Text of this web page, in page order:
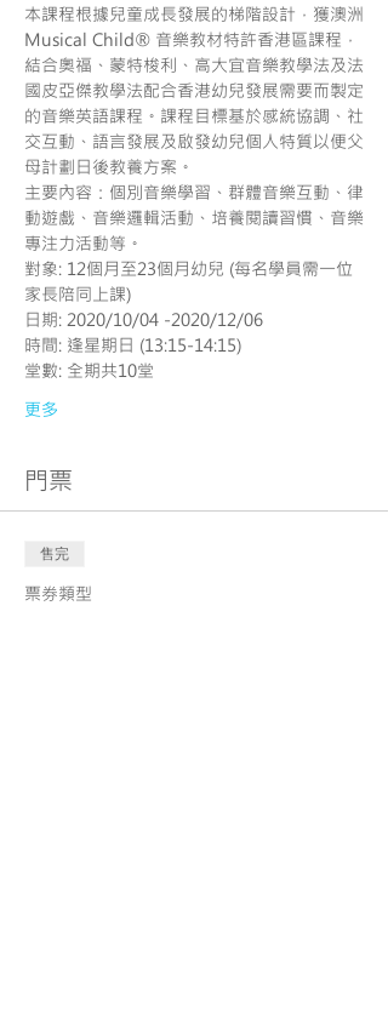
​本課程根據兒童成長發展的梯階設計，獲澳洲
Musical Child® 音樂教材特許香港區課程，
結合奧福、蒙特梭利、高大宜音樂教學法及法
國皮亞傑教學法配合香港幼兒發展需要而製定
的音樂英語課程。課程目標基於感統協調、社
交互動、語言發展及啟發幼兒個人特質以便父
母計劃日後教養方案。
主要內容：個別音樂學習、群體音樂互動、律
動遊戲、音樂邏輯活動、培養閱讀習慣、音樂
專注力活動等。
對象: 12個月至23個月幼兒 (每名學員需一位
家長陪同上課)
日期: 2020/10/04 -2020/12/06
時間: 逢星期日 (13:15-14:15)
堂數: 全期共10堂
更多
門票
售完
票券類型